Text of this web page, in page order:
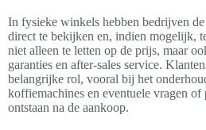
In fysieke winkels hebben bedrijven
direct te bekijken en, indien mogelijk,
niet alleen te letten op de prijs, maar
garanties en after-sales service.
belangrijke rol, vooral bij het
koffiemachines en eventuele vragen of
ontstaan na de aankoop.